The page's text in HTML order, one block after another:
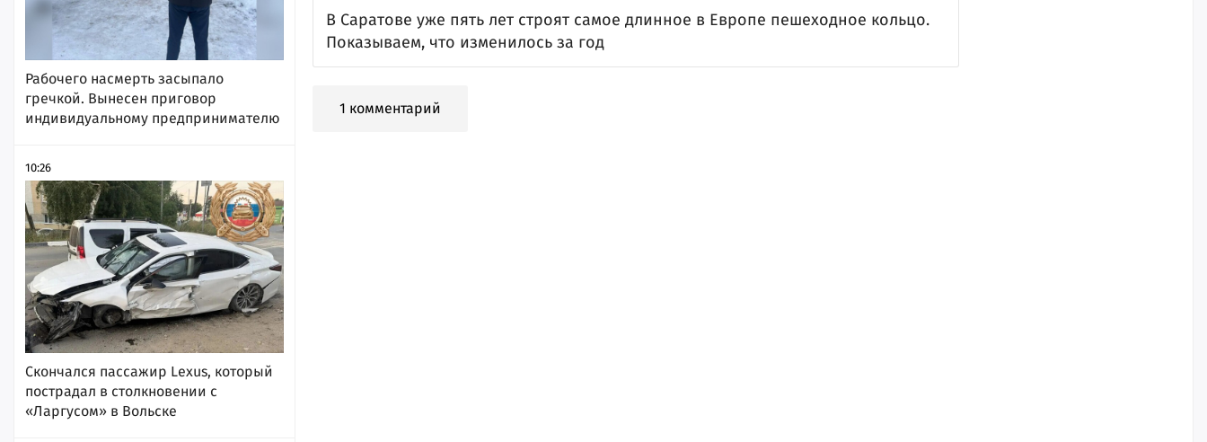
Рабочего насмерть засыпало
гречкой. Вынесен приговор
индивидуальному предпринимателю
10:26
Скончался пассажир Lexus, который
пострадал в столкновении с
«Ларгусом» в Вольске
В Саратове уже пять лет строят самое длинное в Европе пешеходное кольцо.
Показываем, что изменилось за год
1 комментарий